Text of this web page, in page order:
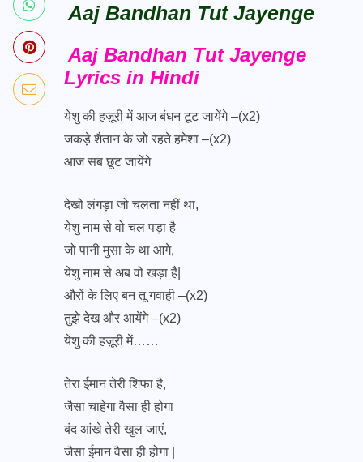
Aaj Bandhan Tut Jayenge
Aaj Bandhan Tut Jayenge
Lyrics in Hindi
येशु की हज़ूरी में आज बंधन टूट जायेंगे –(x2)
जकड़े शैतान के जो रहते हमेशा –(x2)
आज सब छूट जायेंगे
देखो लंगड़ा जो चलता नहीं था,
येशु नाम से वो चल पड़ा है
जो पानी मुसा के था आगे,
येशु नाम से अब वो खड़ा है|
औरों के लिए बन तू गवाही –(x2)
तुझे देख और आयेंगे –(x2)
येशु की हज़ूरी में……
तेरा ईमान तेरी शिफा है,
जैसा चाहेगा वैसा ही होगा
बंद आंखे तेरी खुल जाएं,
जैसा ईमान वैसा ही होगा |